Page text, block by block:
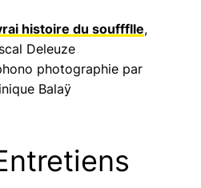
histoire du souffflle,
Deleuze
photographie par
Balaÿ